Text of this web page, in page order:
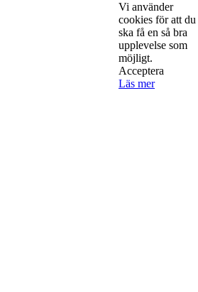
Strand 15, 171 73 Solna. Telefon 08-52
info@startaochdriva.se
Vi använder
cookies för att du
ska få en så bra
upplevelse som
möjligt.
Acceptera
Läs mer